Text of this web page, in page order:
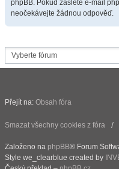
phpBB. Pokud zašlete e-mail
neočekávejte žádnou odpověď.
Přejít na: Obsah fóra
Smazat všechny cookies z fóra
Založeno na phpBB® Forum
Style we_clearblue created by